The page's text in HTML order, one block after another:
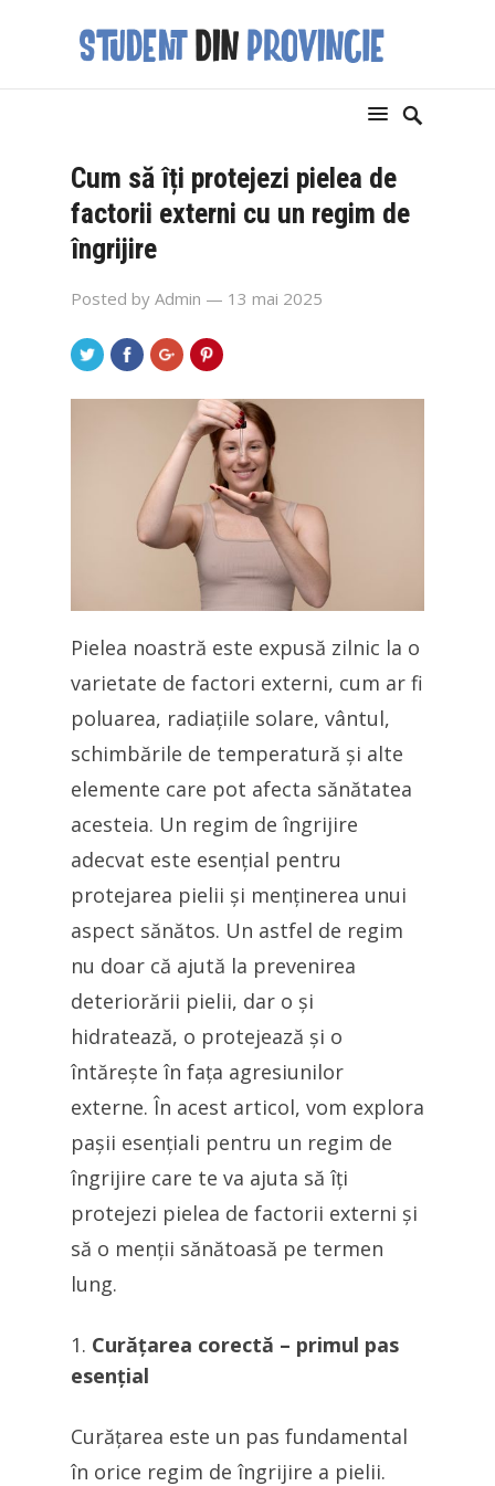
Cum să îți protejezi pielea de
factorii externi cu un regim de
îngrijire
Posted by Admin — 13 mai 2025
Pielea noastră este expusă zilnic la o
varietate de factori externi, cum ar fi
poluarea, radiațiile solare, vântul,
schimbările de temperatură și alte
elemente care pot afecta sănătatea
acesteia. Un regim de îngrijire
adecvat este esențial pentru
protejarea pielii și menținerea unui
aspect sănătos. Un astfel de regim
nu doar că ajută la prevenirea
deteriorării pielii, dar o și
hidratează, o protejează și o
întărește în fața agresiunilor
externe. În acest articol, vom explora
pașii esențiali pentru un regim de
îngrijire care te va ajuta să îți
protejezi pielea de factorii externi și
să o menții sănătoasă pe termen
lung.
Curățarea corectă – primul pas
esențial
Curățarea este un pas fundamental
în orice regim de îngrijire a pielii.